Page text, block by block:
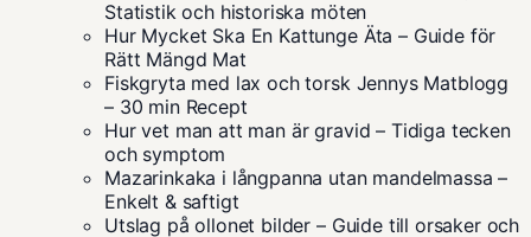
Statistik och historiska möten
Hur Mycket Ska En Kattunge Äta – Guide för
Rätt Mängd Mat
Fiskgryta med lax och torsk Jennys Matblogg
– 30 min Recept
Hur vet man att man är gravid – Tidiga tecken
och symptom
Mazarinkaka i långpanna utan mandelmassa –
Enkelt & saftigt
Utslag på ollonet bilder – Guide till orsaker och